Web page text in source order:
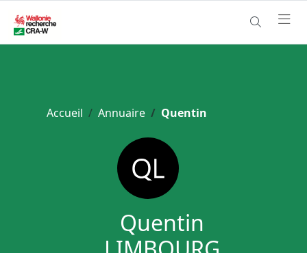
Accueil Annuaire Quentin
Quentin